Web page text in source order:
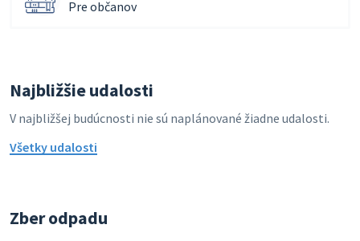
Pre občanov
Najbližšie udalosti
V najbližšej budúcnosti nie sú naplánované žiadne udalosti.
Všetky udalosti
Zber odpadu